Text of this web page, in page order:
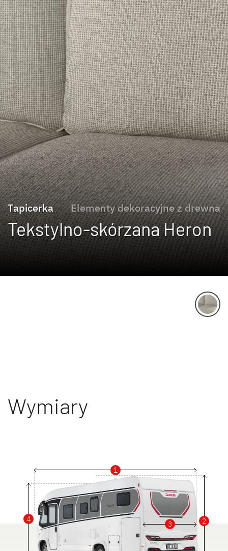
Tekstylno-skórzana Heron
Tapicerka Elementy dekoracyjne z drewna
Wymiary
1
2
3
4